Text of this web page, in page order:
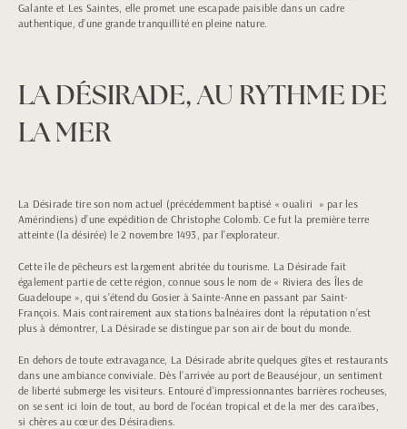
Galante et Les Saintes, elle promet une escapade paisible dans un cadre
authentique, d’une grande tranquillité en pleine nature.
LA DÉSIRADE, AU RYTHME DE
LA MER
La Désirade tire son nom actuel (précédemment baptisé « oualiri » par les
Amérindiens) d’une expédition de Christophe Colomb. Ce fut la première terre
atteinte (la désirée) le 2 novembre 1493, par l’explorateur.
Cette île de pêcheurs est largement abritée du tourisme. La Désirade fait
également partie de cette région, connue sous le nom de « Riviera des Îles de
Guadeloupe », qui s’étend du Gosier à Sainte-Anne en passant par Saint-
François. Mais contrairement aux stations balnéaires dont la réputation n’est
plus à démontrer, La Désirade se distingue par son air de bout du monde.
En dehors de toute extravagance, La Désirade abrite quelques gîtes et restaurants
dans une ambiance conviviale. Dès l’arrivée au port de Beauséjour, un sentiment
de liberté submerge les visiteurs. Entouré d’impressionnantes barrières rocheuses,
on se sent ici loin de tout, au bord de l’océan tropical et de la mer des caraïbes,
si chères au cœur des Désiradiens.